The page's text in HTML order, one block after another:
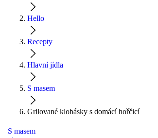
Hello
Recepty
Hlavní jídla
S masem
Grilované klobásky s domácí hořčicí
S masem